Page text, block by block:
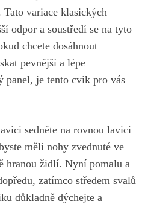
variace klasických
odpor a soustředí se na tyto
⁤chcete ⁢dosáhnout
pevnější a ‍lépe
panel, je ​tento cvik ‍pro vás‌
sedněte na rovnou lavici
měli nohy zvednuté‌ ve
hranou židlí. Nyní pomalu⁤ a
zatímco středem ‍svalů
důkladně dýchejte a